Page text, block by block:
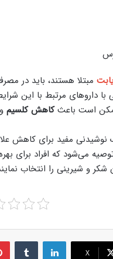
مبتلا هستند، باید در
با داروهای مرتبط با این
است باعثکاهش کلسیم
مفید برای کاهش
می‌شود که افراد برای
و شیرینی را انتخاب
X
LinkedIn